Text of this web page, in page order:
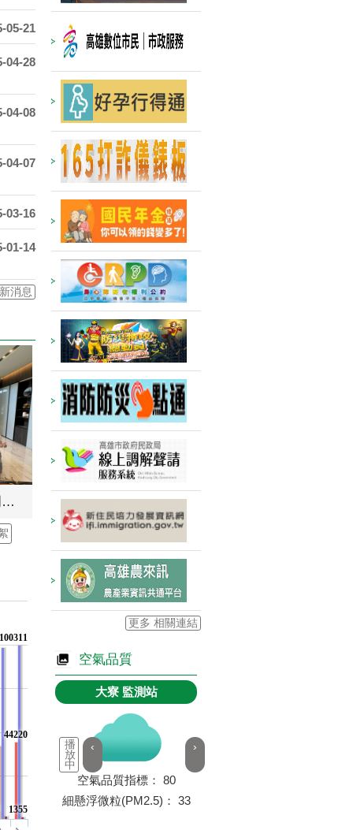
05-21
04-28
04-08
04-07
03-16
01-14
消息
社區防災宣導暨防水閘門演練
44220
100311
1355
更多 相關連結
空氣品質
大寮監測站
空氣品質指標： 80
細懸浮微粒(PM2.5)： 33
播
放
中
‹ ›